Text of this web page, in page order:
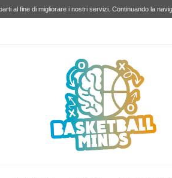
al fine di migliorare i nostri servizi. Continuando la